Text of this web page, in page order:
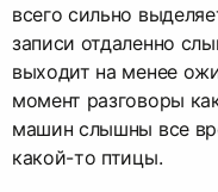
всего сильно
записи отдаленно
выходит на менее
момент разговоры
машин слышны все
какой-то птицы.